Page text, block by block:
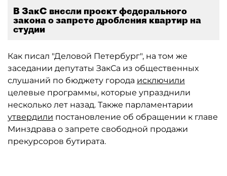
В ЗакС внесли проект федерального
закона о запрете дробления квартир на
студии
Как писал "Деловой Петербург", на том же
заседании депутаты ЗакСа из общественных
слушаний по бюджету города исключили
целевые программы, которые упразднили
несколько лет назад. Также парламентарии
утвердили постановление об обращении к главе
Минздрава о запрете свободной продажи
прекурсоров бутирата.